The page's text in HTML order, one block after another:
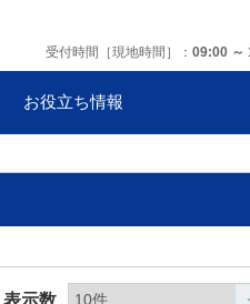
受付時間［現地時間］ 09:00 ～
お役立ち情報
表示数